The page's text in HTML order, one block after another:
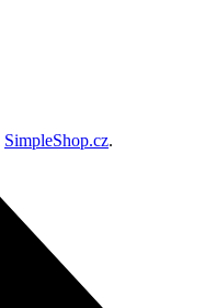
SimpleShop.cz.